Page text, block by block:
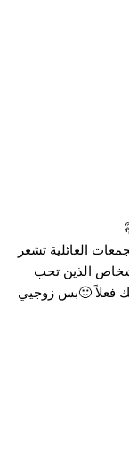
العائلية تشعر
الذين تحب
فعلاً 🙂بس زوجيي